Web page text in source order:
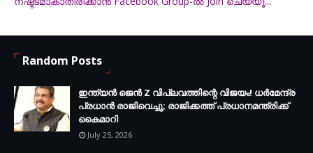
നഷ്ട്ടമാകാതിരിക്കാൻ Facebook Group-ൽ Join ചെയ്യൂ...
Random Posts
ഇന്ത്യൻ ജെൻ Z വിപ്ലവത്തിന്റെ വിജയം! ധർമേന്ദ്ര
പ്രധാൻ രാജിവെച്ചു; രാജിക്കത്ത് പ്രധാനമന്ത്രിക്ക്
കൈമാറി
July 25, 2026